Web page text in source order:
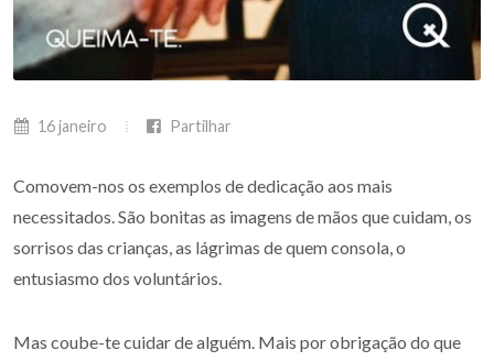
16 janeiro Partilhar
Comovem-nos os exemplos de dedicação aos mais
necessitados. São bonitas as imagens de mãos que cuidam, os
sorrisos das crianças, as lágrimas de quem consola, o
entusiasmo dos voluntários.
Mas coube-te cuidar de alguém. Mais por obrigação do que